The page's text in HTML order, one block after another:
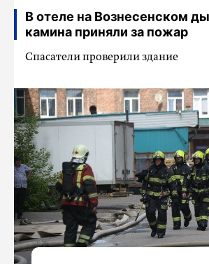
В отеле на Вознесенском
камина приняли за пожар
Спасатели проверили здание